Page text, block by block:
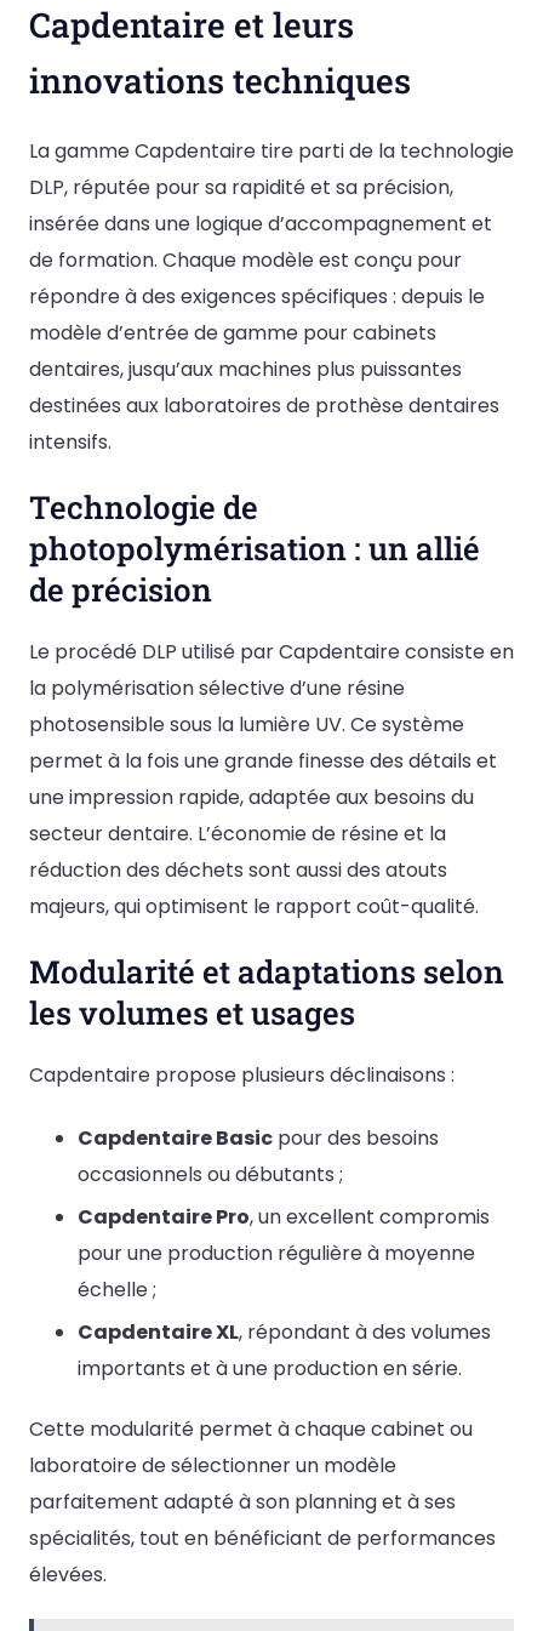
Capdentaire et leurs
innovations techniques
La gamme Capdentaire tire parti de la technologie
DLP, réputée pour sa rapidité et sa précision,
insérée dans une logique d’accompagnement et
de formation. Chaque modèle est conçu pour
répondre à des exigences spécifiques : depuis le
modèle d’entrée de gamme pour cabinets
dentaires, jusqu’aux machines plus puissantes
destinées aux laboratoires de prothèse dentaires
intensifs.
Technologie de
photopolymérisation : un allié
de précision
Le procédé DLP utilisé par Capdentaire consiste en
la polymérisation sélective d’une résine
photosensible sous la lumière UV. Ce système
permet à la fois une grande finesse des détails et
une impression rapide, adaptée aux besoins du
secteur dentaire. L’économie de résine et la
réduction des déchets sont aussi des atouts
majeurs, qui optimisent le rapport coût-qualité.
Modularité et adaptations selon
les volumes et usages
Capdentaire propose plusieurs déclinaisons :
Capdentaire Basic pour des besoins
occasionnels ou débutants ;
Capdentaire Pro, un excellent compromis
pour une production régulière à moyenne
échelle ;
Capdentaire XL, répondant à des volumes
importants et à une production en série.
Cette modularité permet à chaque cabinet ou
laboratoire de sélectionner un modèle
parfaitement adapté à son planning et à ses
spécialités, tout en bénéficiant de performances
élevées.